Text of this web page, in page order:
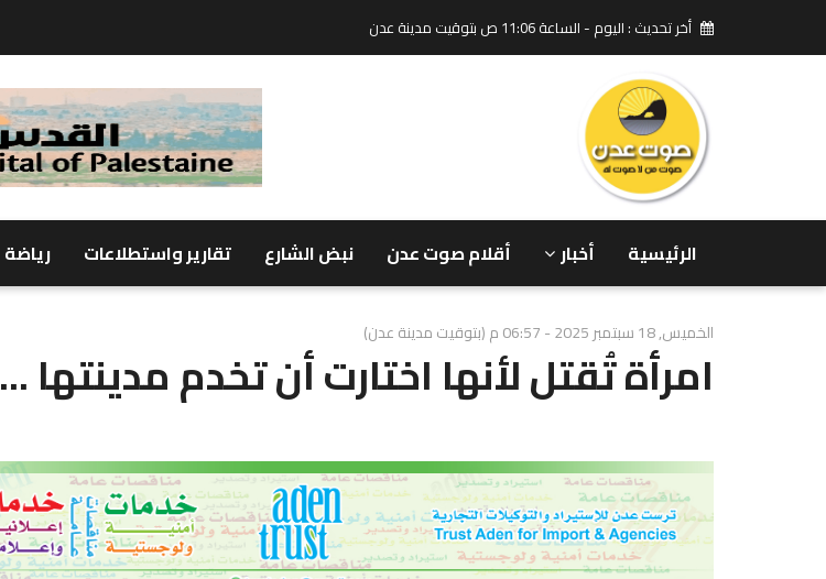
أخر تحديث : اليوم - الساعة 11:06 ص بتوقيت مدينة عدن
الرئيسية أخبار أقلام صوت عدن نبض الشارع تقارير واستطلاعات رياضة
الخميس, 18 سبتمبر 2025 - 06:57 م (بتوقيت مدينة عدن)
امرأة تُقتل لأنها اختارت أن تخدم مدينتها ...